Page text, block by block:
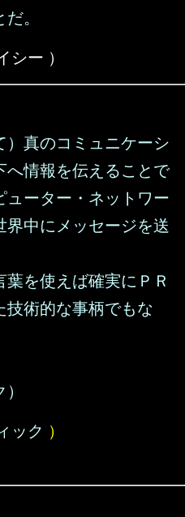
。
シー ）
）真のコミュニケーシ
へ情報を伝えることで
ューター・ネットワー
界中にメッセージを送
葉を使えば確実にＰＲ
技術的な事柄でもな
ック ）